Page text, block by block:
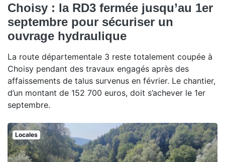
Choisy : la RD3 fermée jusqu’au 1er
septembre pour sécuriser un
ouvrage hydraulique
La route départementale 3 reste totalement coupée à
Choisy pendant des travaux engagés après des
affaissements de talus survenus en février. Le chantier,
d’un montant de 152 700 euros, doit s’achever le 1er
septembre.
Locales